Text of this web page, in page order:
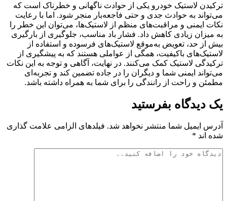
ترکیدن لاستیک خودرو یکی از حوادث ناگهانی و خطرناک است که
می‌تواند به حوادث جدی و حتی فاجعه‌بار منجر شود. اما با رعایت
نکات ایمنی و مراقبت‌های منظم از لاستیک‌ها، می‌توان این خطر را
به میزان زیادی کاهش داد. فشار باد مناسب، جلوگیری از بارگیری
بیش از حد، تعویض به‌موقع لاستیک‌های فرسوده و استفاده از
لاستیک‌های باکیفیت، همگی از عواملی هستند که به پیشگیری از
ترکیدگی لاستیک کمک می‌کنند. در نهایت، آگاهی و توجه به این نکات
می‌تواند ایمنی شما و دیگران را در جاده تضمین کند و تجربه‌ای
مطمئن و راحت از رانندگی را برای شما به همراه داشته باشد.
یک دیدگاه بفرستید
آدرس ایمیل شما منتشر نخواهد شد. فیلدهای الزامی علامت گذاری
شده اند *